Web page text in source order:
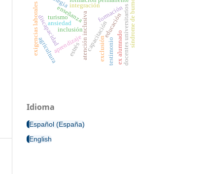
formación
atención inclusiva
enseñanza
aprendizaje
inclusión
exclusión
discapacidad capacitación
estrés
ansiedad
exigencias laborales docentes universitariossíndrome de burnout
agricultura
turismo educación
integración
testimonioex alumnado
Idioma
Español (España)
English